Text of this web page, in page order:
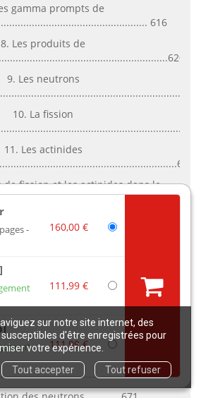
sur notre site internet, des
d'être enregistrées pour
votre expérience.
Tout accepter Tout refuser
160,00 €
111,99 €
111,99 €
gamma prompts de
616
8. Les produits de
9. Les neutrons
10. La fission
11. Les actinides
de fission et les actinides dans le
des réacteurs
de la déformation du noyau
II : fragments de
des probabilités d’émission des
retardés .................... 662
émise par une fission
664
Doppler des résonances –